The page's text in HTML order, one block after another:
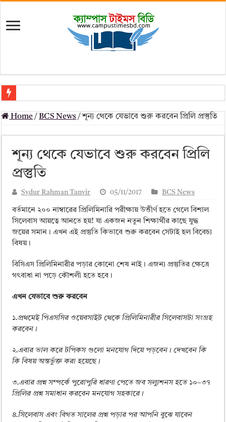
মৎস্য অধিদপ্তর (dof) নিয়োগ বিজ্ঞপ্তি ২০২৬
Primary Assistant Teacher Result 2026 | dpe.gov.bd result
primary viva result 2026 pdf download – dpe viva result
www dpe gov bd result 2026 pdf
www dpe gov bd result 2026 pdf download
আলিম পরীক্ষার রেজাল্ট ২০২৫ – Bmeb ALIM Result
ময়মনসিংহ বোর্ড এইচএসসি রেজাল্ট ২০২৫ – HSC Result 2025 Mymensingh
দিনাজপুর বোর্ড এইচএসসি রেজাল্ট ২০২৫ – HSC Result 2025 Dinajpur Board
সিলেট বোর্ড এইচএসসি রেজাল্ট ২০২৫ – HSC Result 2025 Sylhet Board
Home / BCS News / শূন্য থেকে যেভাবে শুরু করবেন প্রিলি প্রস্তুতি
শূন্য থেকে যেভাবে শুরু করবেন প্রিলি
প্রস্তুতি
Sydur Rahman Tanvir 05/11/2017 BCS News
বর্তমানে ২০০ নাম্বারের প্রিলিমিনারি পরীক্ষায় উত্তীর্ণ হতে গেলে বিশাল
সিলেবাস আয়ত্বে আনতে হয়! যা একজন নতুন শিক্ষার্থীর কাছে যুদ্ধ
জয়ের সমান। এখন এই প্রস্তুতি কিভাবে শুরু করবেন সেটাই হল বিবেচ্য
বিষয়।
বিসিএস প্রিলিমিনারীর পড়ার কোনো শেষ নাই। এজন্য প্রস্তুতির ক্ষেত্রে
গৎবাধা না পড়ে কৌশলী হতে হবে।
এখন যেভাবে শুরু করবেন
১.প্রথমেই পিএসসির ওয়েবসাইট থেকে প্রিলিমিনারীর সিলেবাসটা সংগ্রহ
করবেন।
২.এবার ভাল করে টপিকস গুলো মনযোগ দিয়ে পড়বেন। দেখবেন কি
কি বিষয় অন্তর্ভুক্ত করা হয়েছে।
৩.এবার প্রশ্ন সম্পর্কে পুরোপুরি ধারণা পেতে জব সল্যুশনস হতে ১০–৩৭
প্রিলির প্রশ্ন সমাধান করবেন মনযোগ সহকারে।
৪.সিলেবাস এবং বিগত সালের প্রশ্ন পড়ার পর আপনি বুঝে যাবেন